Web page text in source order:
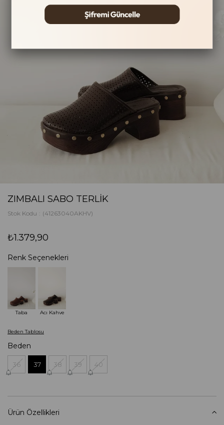
ZIMBALI SABO TERLIK
Stok Kodu (41263040AKHV)
₺1.379,90
Renk Seçenekleri
Taba Acı Kahve
Beden Tablosu
Beden
36 37 38 39 40
Ürün Özellikleri